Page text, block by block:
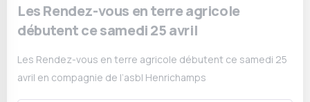
Les Rendez-vous en terre agricole
débutent ce samedi 25 avril
Les Rendez-vous en terre agricole débutent ce samedi 25
avril en compagnie de l’asbl Henrichamps